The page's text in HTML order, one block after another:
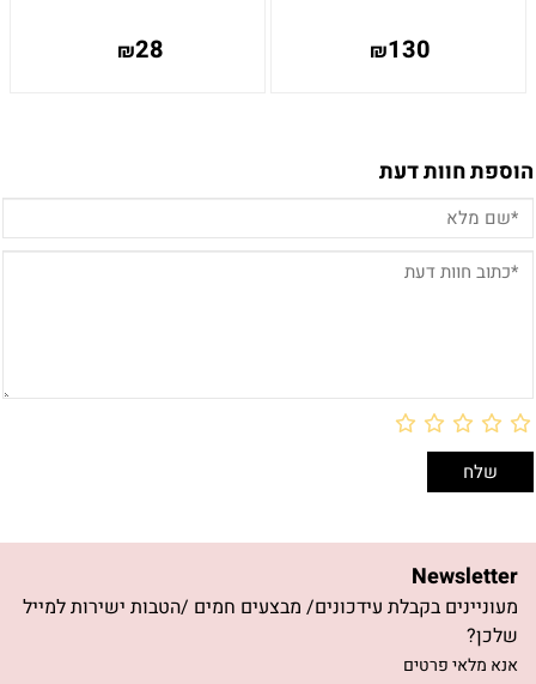
₪130
₪28
הוספת חוות דעת
Newsletter
מעוניינים בקבלת עידכונים/ מבצעים חמים /הטבות ישירות למייל
שלכן?
אנא מלאי פרטים